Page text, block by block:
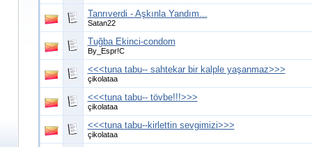
Tanrıverdi - Aşkınla Yandım...
Satan22
Tuğba Ekinci-condom
By_Espr!C
<<<tuna tabu-- sahtekar bir kalple yaşanmaz>>>
çikolataa
<<<tuna tabu-- tövbe!!!>>>
çikolataa
<<<tuna tabu--kirlettin sevgimizi>>>
çikolataa